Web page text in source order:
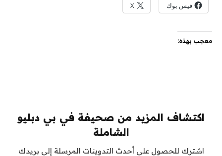
فيس بوك X
معجب بهذه:
اكتشاف المزيد من صحيفة في بي دبليو
الشاملة
اشترك للحصول على أحدث التدوينات المرسلة إلى بريدك